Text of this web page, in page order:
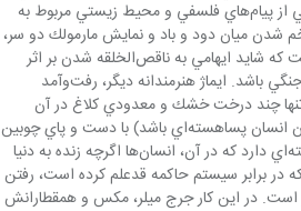
فيلم جرج ميلر به روش فوق‌العاده تاثير‌گذاري مي‌درخشد و بخشي از پيام‌هاي فلسفي و محيط زيستي مربوط به
درختان در حال خم شدن ميان دود و باد و نمايش مارمولك دو سر،
همچنين زني مبارز كه يكي از دست‌هايش در ناحيه مچ ناقص است كه شايد ايهامي به ناقص‌الخلقه شدن بر اثر
اختلالات ژنتيكي ناشي از جنگ هسته‌اي يا قطع شدن بر جراحت جنگي باشد. ايماژ هنرمندانه ديگر، رفت‌وآمد
محيط‌زيستي بي‌حاصل است كه تنها چند درخت خشك و معدودي كلاغ در آن
زندگي مي‌كنند. اين موجودات عجيب الخلقه (شايد نماد همان بدن انسان پساهسته‌اي باشد) با دست و پاي چوبين
در سرزميني راه مي‌روند كه اشاره‌اي به همان نتايج جنگ‌هاي هسته‌اي دارد كه در آن، انسان‌ها اگرچه زنده به دنيا
در برابر سيستم حاكمه قدعلم كرده است، رفتن
است. در اين كار جرج ميلر، مكس و همقطارانش